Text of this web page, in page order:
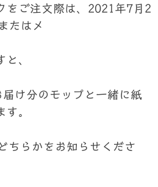
をご注文際は、2021年7月2
たはメ
、
け分のモップと一緒に紙
。
ちらかをお知らせくださ